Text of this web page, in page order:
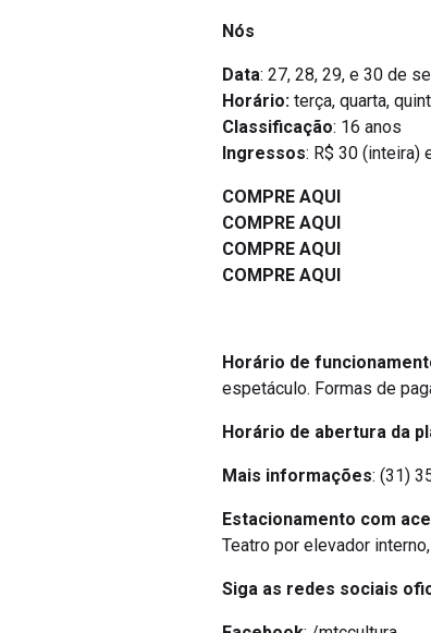
Nós
Data: 27, 28, 29, e 30 de
Horário: terça, quarta,
Classificação: 16 anos
Ingressos: R$ 30 (inteira)
COMPRE AQUI
COMPRE AQUI
COMPRE AQUI
COMPRE AQUI
Horário de
espetáculo. Formas de
Horário de abertura da
Mais informações: (31)
Estacionamento com
Teatro por elevador
Siga as redes sociais